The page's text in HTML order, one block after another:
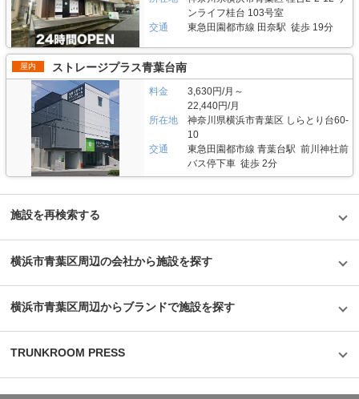
ンライフ桂台 103号室
交通
東急田園都市線 田奈駅 徒歩 19分
屋内 ストレージプラス青葉台南
料金
3,630円/月～
22,440円/月
所在地
神奈川県横浜市青葉区 しらとり台60-
10
交通
東急田園都市線 青葉台駅 前川神社前
バス停下車 徒歩 2分
施設を再検索する
横浜市青葉区周辺の会社から施設を探す
横浜市青葉区周辺からブランドで施設を探す
TRUNKROOM PRESS